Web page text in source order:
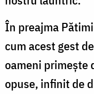
În preajma
cum acest gest
oameni primeşte
opuse, infinit de